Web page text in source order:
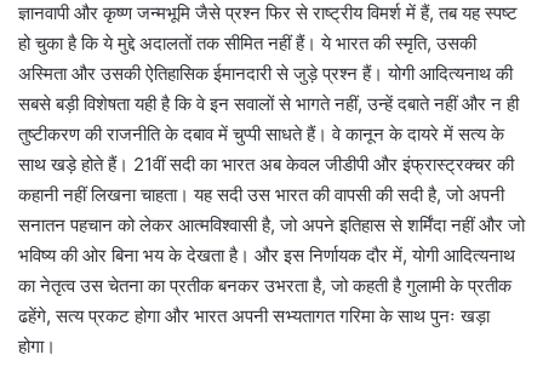
ज्ञानवापी और कृष्ण जन्मभूमि जैसे प्रश्न फिर से राष्ट्रीय विमर्श में हैं, तब यह स्पष्ट
हो चुका है कि ये मुद्दे अदालतों तक सीमित नहीं हैं। ये भारत की स्मृति, उसकी
अस्मिता और उसकी ऐतिहासिक ईमानदारी से जुड़े प्रश्न हैं। योगी आदित्यनाथ की
सबसे बड़ी विशेषता यही है कि वे इन सवालों से भागते नहीं, उन्हें दबाते नहीं और न ही
तुष्टीकरण की राजनीति के दबाव में चुप्पी साधते हैं। वे कानून के दायरे में सत्य के
साथ खड़े होते हैं। 21वीं सदी का भारत अब केवल जीडीपी और इंफ्रास्ट्रक्चर की
कहानी नहीं लिखना चाहता। यह सदी उस भारत की वापसी की सदी है, जो अपनी
सनातन पहचान को लेकर आत्मविश्वासी है, जो अपने इतिहास से शर्मिंदा नहीं और जो
भविष्य की ओर बिना भय के देखता है। और इस निर्णायक दौर में, योगी आदित्यनाथ
का नेतृत्व उस चेतना का प्रतीक बनकर उभरता है, जो कहती है गुलामी के प्रतीक
ढहेंगे, सत्य प्रकट होगा और भारत अपनी सभ्यतागत गरिमा के साथ पुनः खड़ा
होगा।